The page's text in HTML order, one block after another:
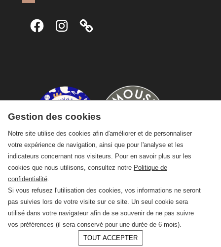
FacebookInstagram
Gestion des cookies
Notre site utilise des cookies afin d'améliorer et de personnaliser
votre expérience de navigation, ainsi que pour l'analyse et les
indicateurs concernant nos visiteurs. Pour en savoir plus sur les
cookies que nous utilisons, consultez notre Politique de
confidentialité
Si vous refusez l'utilisation des cookies, vos informations ne seront
pas suivies lors de votre visite sur ce site. Un seul cookie sera
utilisé dans votre navigateur afin de se souvenir de ne pas suivre
vos préférences (il sera conservé pour une durée de 6 mois).
TOUT ACCEPTER